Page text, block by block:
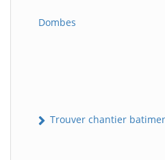
Dombes
Trouver chantier